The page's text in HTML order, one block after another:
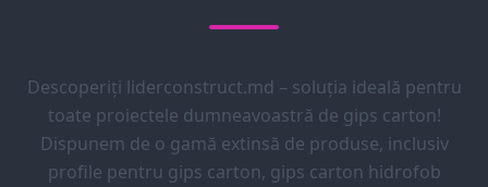
Descoperiți liderconstruct.md – soluția ideală pentru
toate proiectele dumneavoastră de gips carton!
Dispunem de o gamă extinsă de produse, inclusiv
profile pentru gips carton, gips carton hidrofob